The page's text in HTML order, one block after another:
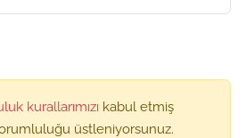
kurallarımızı kabul etmiş
üstleniyorsunuz.